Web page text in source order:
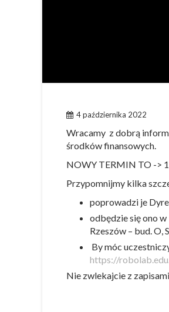
4 października 2022
Wracamy z dobrą
środków finansowych.
NOWY TERMIN TO ->
Przypomnijmy kilka
poprowadzi je
odbędzie się ono
Rzeszów – bud. O,
By móc
https://
Nie zwlekajcie z